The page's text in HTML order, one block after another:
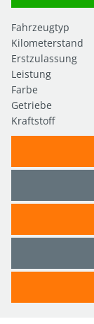
Fahrzeugtyp
Kilometerstand
Erstzulassung
Leistung
Farbe
Getriebe
Kraftstoff